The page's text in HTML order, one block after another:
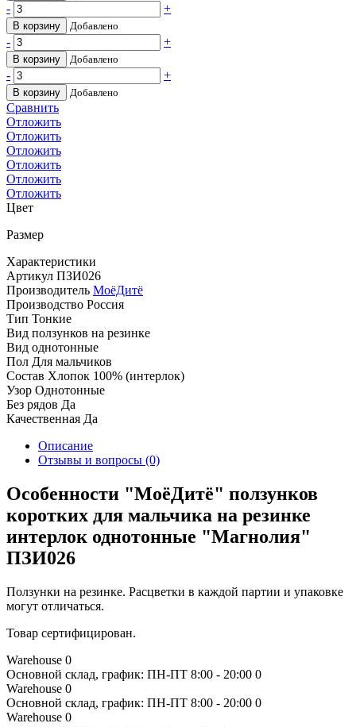
- +
В корзину Добавлено
- +
В корзину Добавлено
- +
В корзину Добавлено
Сравнить
Отложить
Отложить
Отложить
Отложить
Отложить
Отложить
Цвет
Размер
Характеристики
Артикул ПЗИ026
Производитель МоёДитё
Производство Россия
Тип Тонкие
Вид ползунков на резинке
Вид однотонные
Пол Для мальчиков
Состав Хлопок 100% (интерлок)
Узор Однотонные
Без рядов Да
Качественная Да
Описание
Отзывы и вопросы (0)
Особенности "МоёДитё" ползунков
коротких для мальчика на резинке
интерлок однотонные "Магнолия"
ПЗИ026
Ползунки на резинке. Расцветки в каждой партии и упаковке
могут отличаться.
Товар сертифицирован.
Warehouse 0
Основной склад, график: ПН-ПТ 8:00 - 20:00 0
Warehouse 0
Основной склад, график: ПН-ПТ 8:00 - 20:00 0
Warehouse 0